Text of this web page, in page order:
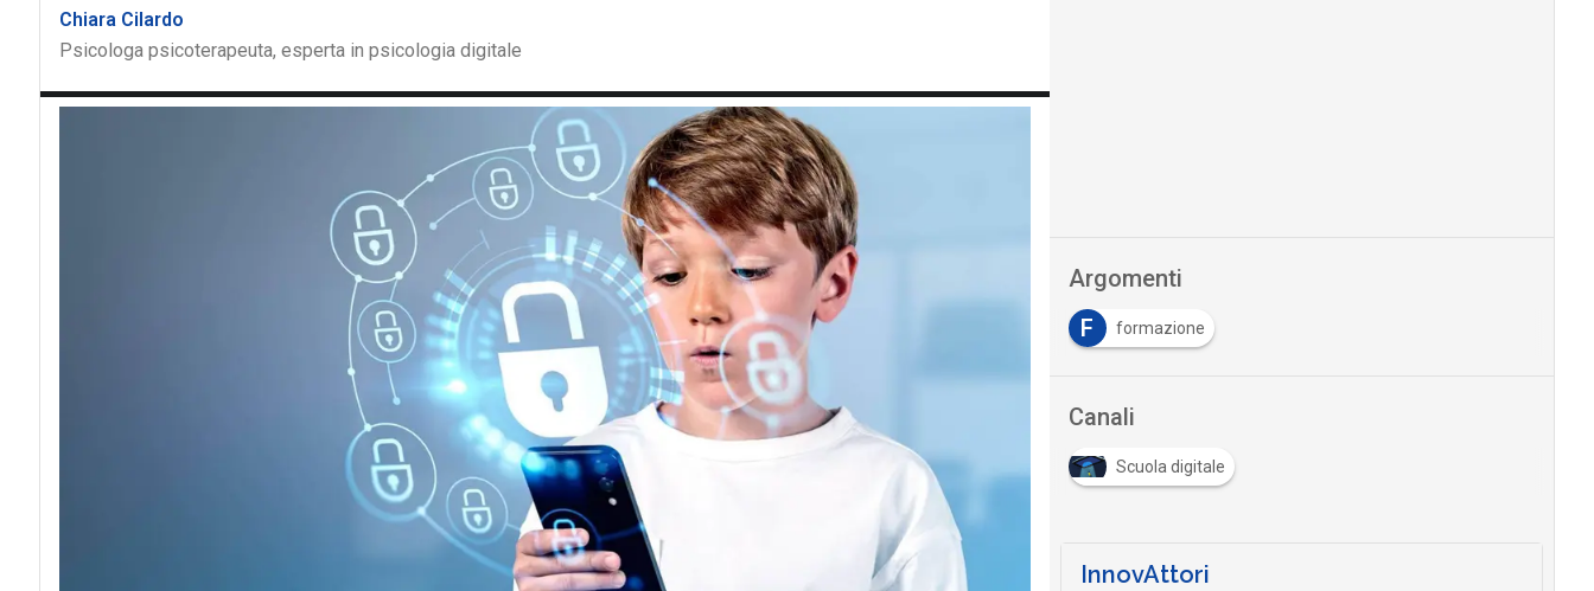
Chiara Cilardo
Psicologa psicoterapeuta, esperta in psicologia digitale
Argomenti
F
formazione
Canali
Scuola digitale
InnovAttori